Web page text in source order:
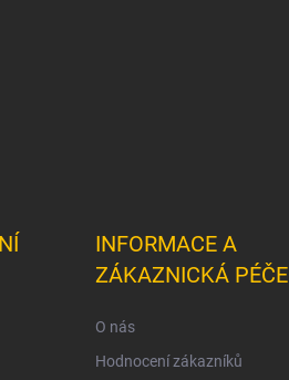
INFORMACE A
ZÁKAZNICKÁ PÉČE
O nás
Hodnocení zákazníků